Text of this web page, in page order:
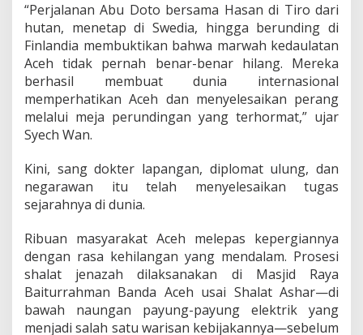
“Perjalanan Abu Doto bersama Hasan di Tiro dari
hutan, menetap di Swedia, hingga berunding di
Finlandia membuktikan bahwa marwah kedaulatan
Aceh tidak pernah benar-benar hilang. Mereka
berhasil membuat dunia internasional
memperhatikan Aceh dan menyelesaikan perang
melalui meja perundingan yang terhormat,” ujar
Syech Wan.
Kini, sang dokter lapangan, diplomat ulung, dan
negarawan itu telah menyelesaikan tugas
sejarahnya di dunia.
Ribuan masyarakat Aceh melepas kepergiannya
dengan rasa kehilangan yang mendalam. Prosesi
shalat jenazah dilaksanakan di Masjid Raya
Baiturrahman Banda Aceh usai Shalat Ashar—di
bawah naungan payung-payung elektrik yang
menjadi salah satu warisan kebijakannya—sebelum